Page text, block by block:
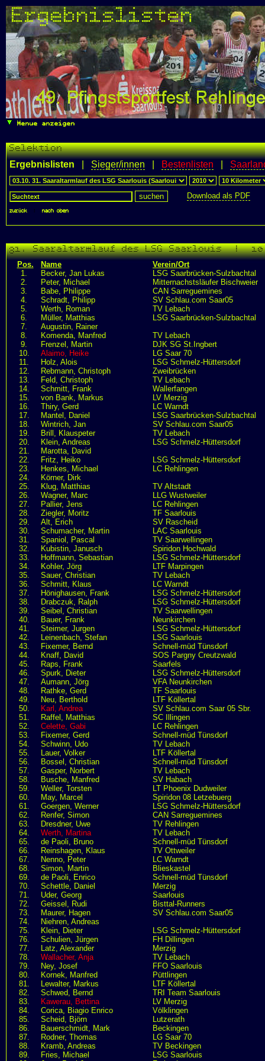
Ergebnislisten
Menue anzeigen
Selektion
Ergebnislisten Sieger/innen Bestenlisten
Download als PDF
zurück nach oben
31. Saaraltarmlauf des LSG Saarlouis | 10
Pos. Name
Verein/Ort
1.
Becker, Jan Lukas
LSG Saarbrücken-Sulzbachtal
2.
Peter, Michael
Mitternachstsläufer Bischweier
3.
Babe, Philippe
CAN Sarreguemines
4.
Schradt, Philipp
SV Schlau.com Saar05
5.
Werth, Roman
TV Lebach
6.
Müller, Matthias
LSG Saarbrücken-Sulzbachtal
7.
Augustin, Rainer
8.
Komenda, Manfred
TV Lebach
9.
Frenzel, Martin
DJK SG St.Ingbert
10.
Alaimo, Heike
LG Saar 70
11.
Holz, Alois
LSG Schmelz-Hüttersdorf
12.
Rebmann, Christoph
Zweibrücken
13.
Feld, Christoph
TV Lebach
14.
Schmitt, Frank
Wallerfangen
15.
von Bank, Markus
LV Merzig
16.
Thiry, Gerd
LC Warndt
17.
Mantel, Daniel
LSG Saarbrücken-Sulzbachtal
18.
Wintrich, Jan
SV Schlau.com Saar05
19.
Brill, Klauspeter
TV Lebach
20.
Klein, Andreas
LSG Schmelz-Hüttersdorf
21.
Marotta, David
22.
Fritz, Heiko
LSG Schmelz-Hüttersdorf
23.
Henkes, Michael
LC Rehlingen
24.
Körner, Dirk
25.
Klug, Matthias
TV Altstadt
26.
Wagner, Marc
LLG Wustweiler
27.
Pallier, Jens
LC Rehlingen
28.
Ziegler, Moritz
TF Saarlouis
29.
Alt, Erich
SV Rascheid
30.
Schumacher, Martin
LAC Saarlouis
31.
Spaniol, Pascal
TV Saarwellingen
32.
Kubistin, Janusch
Spiridon Hochwald
33.
Hoffmann, Sebastian
LSG Schmelz-Hüttersdorf
34.
Kohler, Jörg
LTF Marpingen
35.
Sauer, Christian
TV Lebach
36.
Schmitt, Klaus
LC Warndt
37.
Hönighausen, Frank
LSG Schmelz-Hüttersdorf
38.
Drabczuk, Ralph
LSG Schmelz-Hüttersdorf
39.
Seibel, Christian
TV Saarwellingen
40.
Bauer, Frank
Neunkirchen
41.
Steimer, Jurgen
LSG Schmelz-Hüttersdorf
42.
Leinenbach, Stefan
LSG Saarlouis
43.
Fixemer, Bernd
Schnell-müd Tünsdorf
44.
Knaff, David
SOS Pargny Creutzwald
45.
Raps, Frank
Saarfels
46.
Spurk, Dieter
LSG Schmelz-Hüttersdorf
47.
Aumann, Jörg
VFA Neunkirchen
48.
Rathke, Gerd
TF Saarlouis
49.
Neu, Berthold
LTF Köllertal
50.
Karl, Andrea
SV Schlau.com Saar 05 Sbr.
51.
Raffel, Matthias
SC Illingen
52.
Celette, Gabi
LC Rehlingen
53.
Fixemer, Gerd
Schnell-müd Tünsdorf
54.
Schwinn, Udo
TV Lebach
55.
Lauer, Volker
LTF Köllertal
56.
Bossel, Christian
Schnell-müd Tünsdorf
57.
Gasper, Norbert
TV Lebach
58.
Busche, Manfred
SV Habach
59.
Weller, Torsten
LT Phoenix Dudweiler
60.
May, Marcel
Spiridon 08 Letzebuerg
61.
Goergen, Werner
LSG Schmelz-Hüttersdorf
62.
Renfer, Simon
CAN Sarreguemines
63.
Dresdner, Uwe
TV Rehlingen
64.
Werth, Martina
TV Lebach
65.
de Paoli, Bruno
Schnell-müd Tünsdorf
66.
Reinshagen, Klaus
TV Ottweiler
67.
Nenno, Peter
LC Warndt
68.
Simon, Martin
Blieskastel
69.
de Paoli, Enrico
Schnell-müd Tünsdorf
70.
Schettle, Daniel
Merzig
71.
Uder, Georg
Saarlouis
72.
Geissel, Rudi
Bisttal-Runners
73.
Maurer, Hagen
SV Schlau.com Saar05
74.
Niehren, Andreas
75.
Klein, Dieter
LSG Schmelz-Hüttersdorf
76.
Schulien, Jürgen
FH Dillingen
77.
Latz, Alexander
Merzig
78.
Wallacher, Anja
TV Lebach
79.
Ney, Josef
FFO Saarlouis
80.
Kornek, Manfred
Püttlingen
81.
Lewalter, Markus
LTF Köllertal
82.
Schwed, Bernd
TRI Team Saarlouis
83.
Kawerau, Bettina
LV Merzig
84.
Corica, Biagio Enrico
Völklingen
85.
Scheid, Björn
Lutzerath
86.
Bauerschmidt, Mark
Beckingen
87.
Rodner, Thomas
LG Saar 70
88.
Kramb, Andreas
TV Beckingen
89.
Fries, Michael
LSG Saarlouis